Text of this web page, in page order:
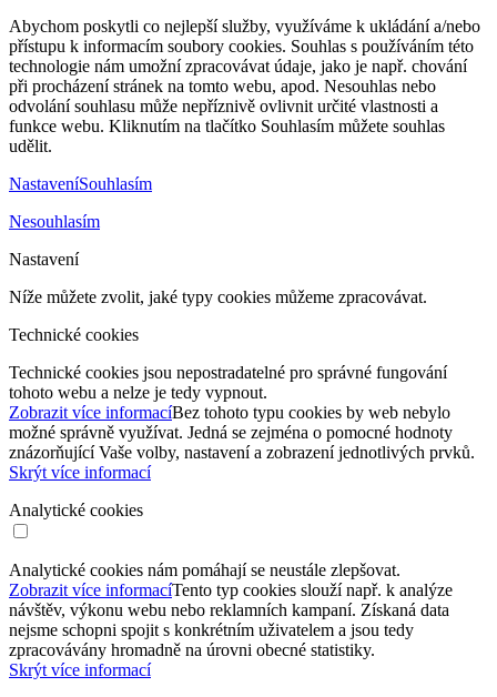
Abychom poskytli co nejlepší služby, využíváme k ukládání a/nebo
přístupu k informacím soubory cookies. Souhlas s používáním této
technologie nám umožní zpracovávat údaje, jako je např. chování
při procházení stránek na tomto webu, apod. Nesouhlas nebo
odvolání souhlasu může nepříznivě ovlivnit určité vlastnosti a
funkce webu. Kliknutím na tlačítko Souhlasím můžete souhlas
udělit.
NastaveníSouhlasím
Nesouhlasím
Nastavení
Níže můžete zvolit, jaké typy cookies můžeme zpracovávat.
Technické cookies
Technické cookies jsou nepostradatelné pro správné fungování
tohoto webu a nelze je tedy vypnout.
Zobrazit více informacíBez tohoto typu cookies by web nebylo
možné správně využívat. Jedná se zejména o pomocné hodnoty
znázorňující Vaše volby, nastavení a zobrazení jednotlivých prvků.
Skrýt více informací
Analytické cookies
Analytické cookies nám pomáhají se neustále zlepšovat.
Zobrazit více informacíTento typ cookies slouží např. k analýze
návštěv, výkonu webu nebo reklamních kampaní. Získaná data
nejsme schopni spojit s konkrétním uživatelem a jsou tedy
zpracovávány hromadně na úrovni obecné statistiky.
Skrýt více informací